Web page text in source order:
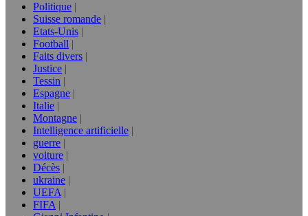
Politique
Suisse romande
Etats-Unis
Football
Faits divers
Justice
Tessin
Espagne
Italie
Montagne
Intelligence artificielle
guerre
voiture
Décès
ukraine
UEFA
FIFA